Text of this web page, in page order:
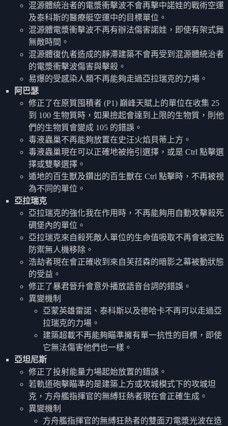
混源體統治者的電漿衝擊波不會再擊中諾娃的戰術空運
及泰科斯的醫療艇空運中的目標單位。
混源體電漿衝擊波不再有辦法傷害諾娃，即使有架式舞
無敵時間。
混源體復仇者造成的靜滯建築不會再受到混源體統治者
的電漿衝擊波傷害與擊殺。
易爆的受感染人類不再能夠走過亞拉瑞克的力場。
阿巴瑟
修正了在原質囤積者 (P1) 巔峰天賦上的單位在收集 25
到 100 生物質時，如果撿起會達到上限的生物質，則他
們的生物質會變成 105 的錯誤。
毒液蟲巢不再能夠放置在史汪火焰貝蒂上方。
毒液蟲巢現在可以正確地被拖引選擇，或是 Ctrl 點擊選
擇或雙擊選擇。
遁地的百生獸及鑽出的百生獸在 Ctrl 點擊時，不再被視
為不同的單位。
亞拉瑞克
亞拉瑞克的強化我在作用時，不再能夠用自動攻擊殺死
碉堡內的單位。
亞拉瑞克來自殺死敵人單位的生命值吸取不再會被定點
防禦無人機移除。
浩劫者現在會正確收到來自芙菈森的暗影之幕被動狀態
的受益。
修正了暴君晉升會意外播放語音台詞的錯誤。
異變機制
亞蒙英雄雷諾、泰科斯以及德哈卡不再可以走過亞
拉瑞克的力場。
建築超載不再能夠瞄準擁有單一抗性的目標，即使
它無法傷害他們也一樣。
亞坦尼斯
修正了投射能量力場起始放置的錯誤。
若軌道砲擊瞄準的是建築上方或攻城模式下的攻城坦
克，方舟艦指揮官的無縛狂熱者現在會正確生成。
異變機制
方舟艦指揮官的無縛狂熱者的雙面刃電漿光波在造